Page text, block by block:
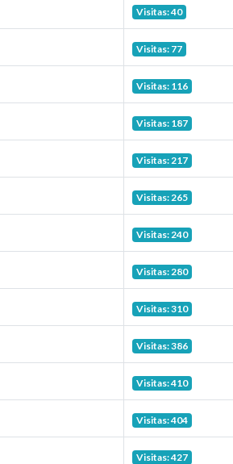
Visitas: 40
Visitas: 77
Visitas: 116
Visitas: 187
Visitas: 217
Visitas: 265
Visitas: 240
Visitas: 280
Visitas: 310
Visitas: 386
Visitas: 410
Visitas: 404
Visitas: 427